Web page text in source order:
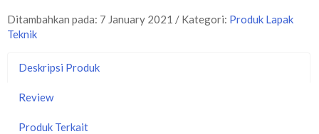
Ditambahkan pada: 7 January 2021 / Kategori: Produk Lapak
Teknik
Deskripsi Produk
Review
Produk Terkait